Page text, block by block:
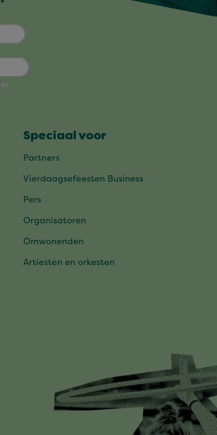
Speciaal voor
Partners
Vierdaagsefeesten Business
Pers
Organisatoren
Omwonenden
Artiesten en orkesten